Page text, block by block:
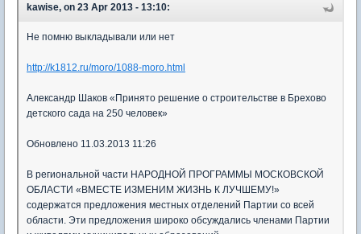
kawise, on 23 Apr 2013 - 13:10:
Не помню выкладывали или нет
http://k1812.ru/moro/1088-moro.html
Александр Шаков «Принято решение о строительстве в Брехово
детского сада на 250 человек»
Обновлено 11.03.2013 11:26
В региональной части НАРОДНОЙ ПРОГРАММЫ МОСКОВСКОЙ
ОБЛАСТИ «ВМЕСТЕ ИЗМЕНИМ ЖИЗНЬ К ЛУЧШЕМУ!»
содержатся предложения местных отделений Партии со всей
области. Эти предложения широко обсуждались членами Партии